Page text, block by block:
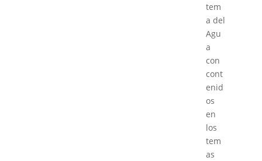
tem
a del
Agu
a
con
cont
enid
os
en
los
tem
as